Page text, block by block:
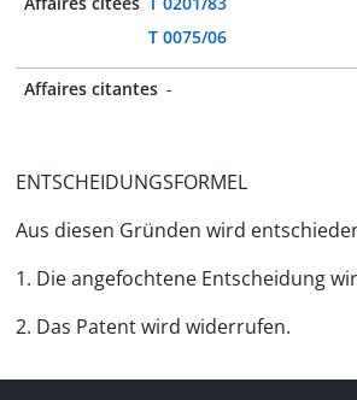
T 0075/06
Affaires citantes -
ENTSCHEIDUNGSFORMEL
Aus diesen Gründen wird
1. Die angefochtene Entscheidung
2. Das Patent wird widerrufen.